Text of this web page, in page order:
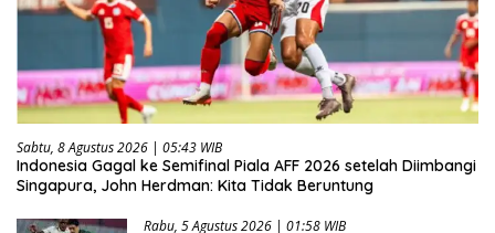
Sabtu, 8 Agustus 2026 | 05:43 WIB
Indonesia Gagal ke Semifinal Piala AFF 2026 setelah Diimbangi
Singapura, John Herdman: Kita Tidak Beruntung
Rabu, 5 Agustus 2026 | 01:58 WIB